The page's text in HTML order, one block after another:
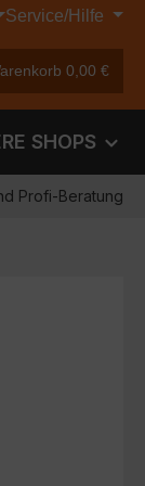
Service/Hilfe
0,00 €
SHOPS
Profi-Beratung